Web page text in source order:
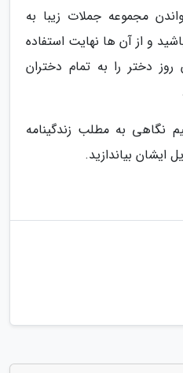
مجموعه جملات زیبا به
و از آن ها نهایت استفاده
روز دختر را به تمام دختران
نگاهی به مطلب زندگینامه
بیاندازید.